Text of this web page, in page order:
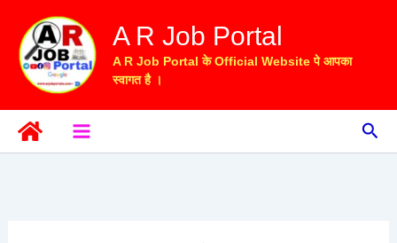
content
A R Job Portal
A R Job Portal के Official Website पे आपका
स्वागत है ।